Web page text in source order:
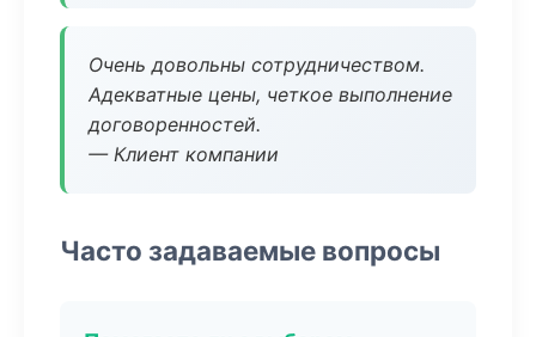
Очень довольны сотрудничеством.
Адекватные цены, четкое выполнение
договоренностей.
— Клиент компании
Часто задаваемые вопросы